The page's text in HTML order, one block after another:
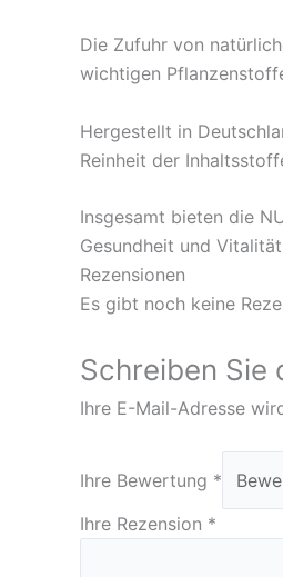
Die Zufuhr von
wichtigen
Hergestellt in
Reinheit der
Insgesamt bieten die
Gesundheit und
Rezensionen
Es gibt noch keine
Schreiben Sie
Ihre E-Mail-Adresse
Ihre Bewertung *
Ihre Rezension *